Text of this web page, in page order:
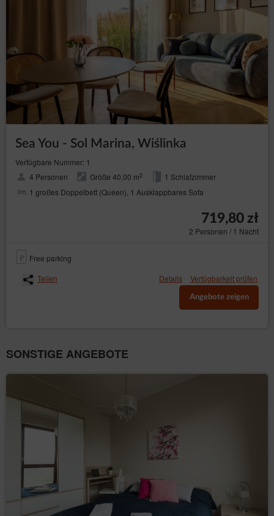
Sea You - Sol Marina, Wiślinka
Verfügbare Nummer: 1
4 Personen
Größe 40,00 m2
1 Schlafzimmer
1 großes Doppelbett (Queen), 1 Ausklappbares Sofa
719,80 zł
2 Personen / 1 Nacht
Free parking
Teilen
Details Verfügbarkeit prüfen
Angebote zeigen
SONSTIGE ANGEBOTE